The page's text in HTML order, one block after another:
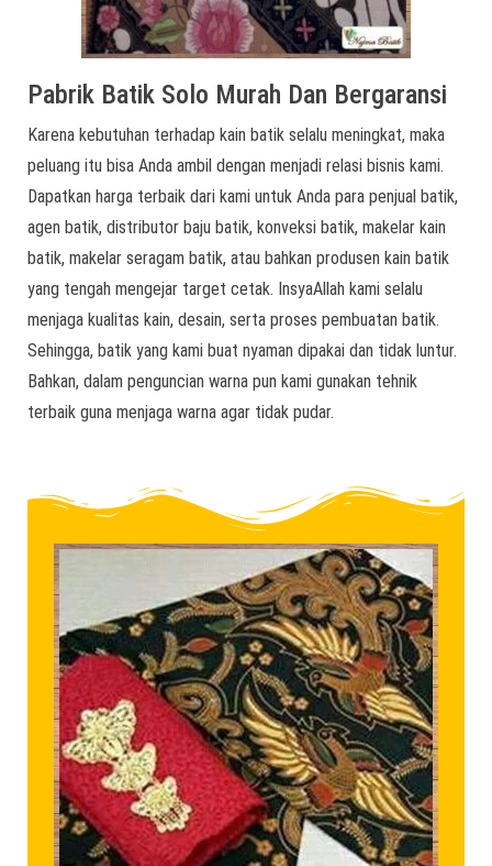
Pabrik Batik Solo Murah Dan Bergaransi
Karena kebutuhan terhadap kain batik selalu meningkat, maka
peluang itu bisa Anda ambil dengan menjadi relasi bisnis kami.
Dapatkan harga terbaik dari kami untuk Anda para penjual batik,
agen batik, distributor baju batik, konveksi batik, makelar kain
batik, makelar seragam batik, atau bahkan produsen kain batik
yang tengah mengejar target cetak. InsyaAllah kami selalu
menjaga kualitas kain, desain, serta proses pembuatan batik.
Sehingga, batik yang kami buat nyaman dipakai dan tidak luntur.
Bahkan, dalam penguncian warna pun kami gunakan tehnik
terbaik guna menjaga warna agar tidak pudar.